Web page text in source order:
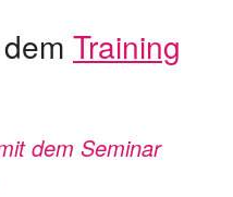
Training
dem Seminar